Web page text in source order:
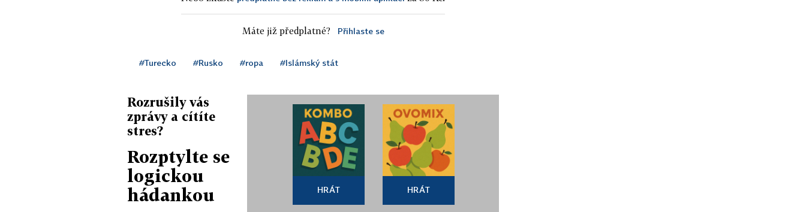
Máte již předplatné? Přihlaste se
#Turecko #Rusko #ropa #Islámský stát
Rozrušily vás
zprávy a cítíte
stres?
Rozptylte se
logickou
hádankou
HRÁT HRÁT